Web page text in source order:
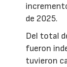
de 2025.
Del total
fueron
tuvieron